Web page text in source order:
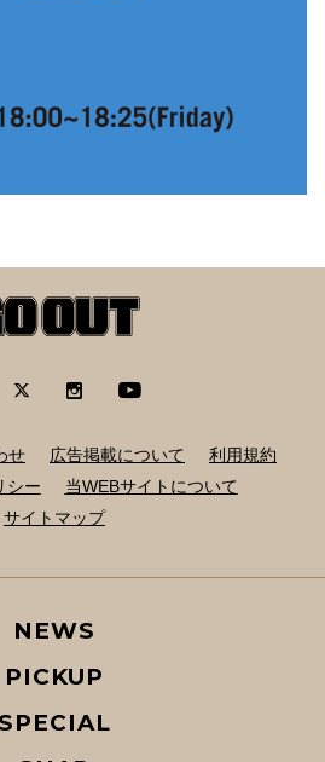
せ 広告掲載について
利用規約
シー
当WEBサイトについて
サイトマップ
NEWS
PICKUP
SPECIAL